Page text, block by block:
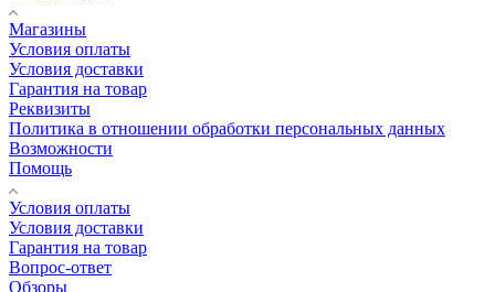
Магазины
Условия оплаты
Условия доставки
Гарантия на товар
Реквизиты
Политика в отношении обработки персональных данных
Возможности
Помощь
Условия оплаты
Условия доставки
Гарантия на товар
Вопрос-ответ
Обзоры